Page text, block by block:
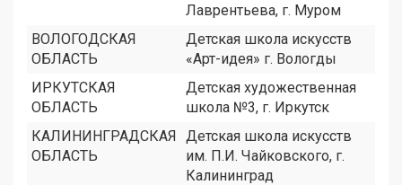
Лаврентьева, г. Муром
ВОЛОГОДСКАЯ
ОБЛАСТЬ
Детская школа искусств
«Арт-идея» г. Вологды
ИРКУТСКАЯ
ОБЛАСТЬ
Детская художественная
школа №3, г. Иркутск
КАЛИНИНГРАДСКАЯ
ОБЛАСТЬ
Детская школа искусств
им. П.И. Чайковского, г.
Калининград